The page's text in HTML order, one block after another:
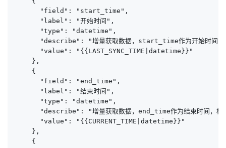
      "field": "start_time",
      "label": "开始时间",
      "type": "datetime",
"describe": "增量获取数据，start_time作为开始时间
      "value": "{{LAST_SYNC_TIME|datetime}}"
    },
    {
      "field": "end_time",
      "label": "结束时间",
      "type": "datetime",
"describe": "增量获取数据，end_time作为结束时间，
      "value": "{{CURRENT_TIME|datetime}}"
    },
    {